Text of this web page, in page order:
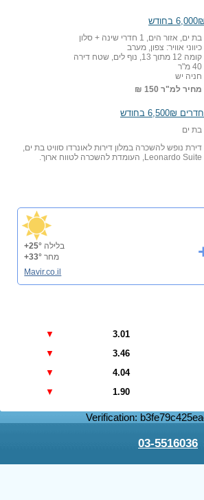
03-5516036
בת ים, אזור הים, 1 חדרי שינה + סלון
כיווני אוויר: צפון, מערב
קומה 12 מתוך 13, נוף לים, שטח דירה
40 מ"ר
חניה יש
מחיר למ"ר 150 ₪
בת ים
דירת נופש להשכרה במלון דירות לאונרדו סוויט בת ים,
Leonardo Suite, העומדת להשכרה לטווח ארוך.
בלילה +25°
מחר +33°
Mavir.co.il
3.01
▼
3.46
▼
4.04
▼
1.90
▼
Verification: